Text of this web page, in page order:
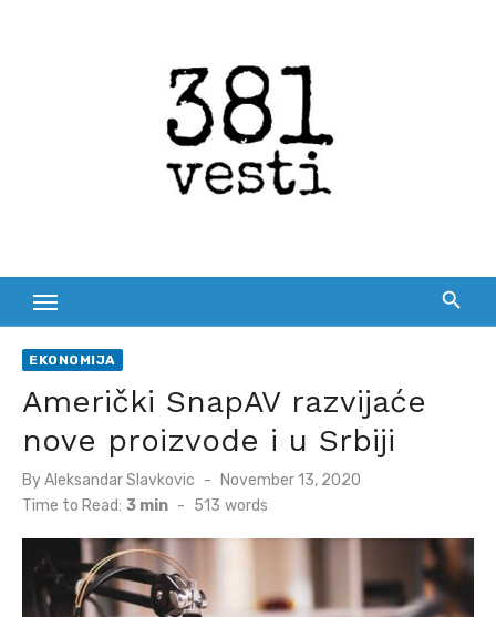
EKONOMIJA
Američki SnapAV razvijaće
nove proizvode i u Srbiji
ByAleksandar Slavkovic
Posted
on
November 13, 2020
Time to Read: 3 min - 513 words